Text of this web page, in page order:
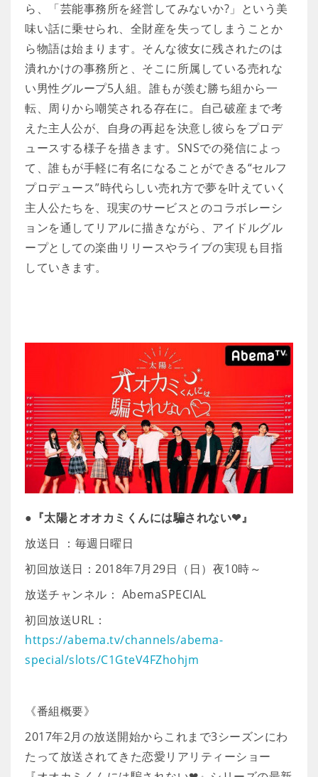
ら、「芸能事務所を経営してみないか?」という美
味い話に乗せられ、全財産を失ってしまうことか
ら物語は始まります。そんな彼女に残されたのは
潰れかけの事務所と、そこに所属している売れな
い男性グループ5人組。誰もが羨む勝ち組から一
転、周りから嘲笑される存在に。自己破産まで考
えた主人公が、自身の再起を決意し彼らをプロデ
ュースする様子を描きます。SNSでの発信によっ
て、誰もが手軽に有名になることができる“セルフ
プロデュース”時代らしい売れ方で夢を叶えていく
主人公たちを、現実のサービスとのコラボレーシ
ョンを通してリアルに描きながら、アイドルグル
ープとしての楽曲リリースやライブの実現も目指
していきます。
●『太陽とオオカミくんには騙されない❤』
放送日 ：毎週日曜日
初回放送日：2018年7月29日（日）夜10時～
放送チャンネル： AbemaSPECIAL
初回放送URL：
https://abema.tv/channels/abema-
special/slots/C1GteV4FZhohjm
《番組概要》
2017年2月の放送開始からこれまで3シーズンにわ
たって放送されてきた恋愛リアリティーショー